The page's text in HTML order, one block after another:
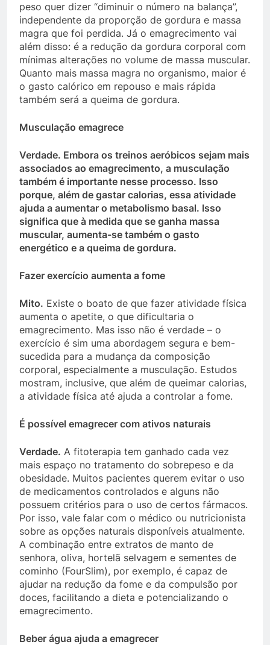
peso quer dizer “diminuir o número na balança”,
independente da proporção de gordura e massa
magra que foi perdida. Já o emagrecimento vai
além disso: é a redução da gordura corporal com
mínimas alterações no volume de massa muscular.
Quanto mais massa magra no organismo, maior é
o gasto calórico em repouso e mais rápida
também será a queima de gordura.
Musculação emagrece
Verdade. Embora os treinos aeróbicos sejam mais
associados ao emagrecimento, a musculação
também é importante nesse processo. Isso
porque, além de gastar calorias, essa atividade
ajuda a aumentar o metabolismo basal. Isso
significa que à medida que se ganha massa
muscular, aumenta-se também o gasto
energético e a queima de gordura.
Fazer exercício aumenta a fome
Mito. Existe o boato de que fazer atividade física
aumenta o apetite, o que dificultaria o
emagrecimento. Mas isso não é verdade – o
exercício é sim uma abordagem segura e bem-
sucedida para a mudança da composição
corporal, especialmente a musculação. Estudos
mostram, inclusive, que além de queimar calorias,
a atividade física até ajuda a controlar a fome.
É possível emagrecer com ativos naturais
Verdade. A fitoterapia tem ganhado cada vez
mais espaço no tratamento do sobrepeso e da
obesidade. Muitos pacientes querem evitar o uso
de medicamentos controlados e alguns não
possuem critérios para o uso de certos fármacos.
Por isso, vale falar com o médico ou nutricionista
sobre as opções naturais disponíveis atualmente.
A combinação entre extratos de manto de
senhora, oliva, hortelã selvagem e sementes de
cominho (FourSlim), por exemplo, é capaz de
ajudar na redução da fome e da compulsão por
doces, facilitando a dieta e potencializando o
emagrecimento.
Beber água ajuda a emagrecer